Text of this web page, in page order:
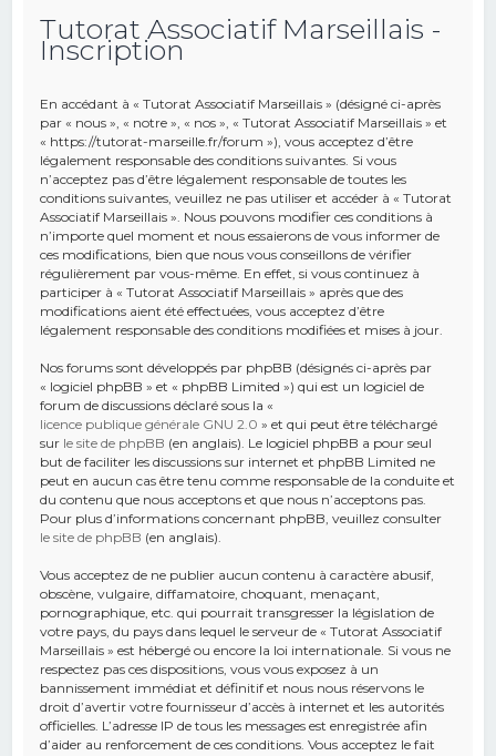
Tutorat Associatif Marseillais -
Inscription
En accédant à « Tutorat Associatif Marseillais » (désigné ci-après
par « nous », « notre », « nos », « Tutorat Associatif Marseillais » et
« https://tutorat-marseille.fr/forum »), vous acceptez d’être
légalement responsable des conditions suivantes. Si vous
n’acceptez pas d’être légalement responsable de toutes les
conditions suivantes, veuillez ne pas utiliser et accéder à « Tutorat
Associatif Marseillais ». Nous pouvons modifier ces conditions à
n’importe quel moment et nous essaierons de vous informer de
ces modifications, bien que nous vous conseillons de vérifier
régulièrement par vous-même. En effet, si vous continuez à
participer à « Tutorat Associatif Marseillais » après que des
modifications aient été effectuées, vous acceptez d’être
légalement responsable des conditions modifiées et mises à jour.
Nos forums sont développés par phpBB (désignés ci-après par
« logiciel phpBB » et « phpBB Limited ») qui est un logiciel de
forum de discussions déclaré sous la «
licence publique générale GNU 2.0 » et qui peut être téléchargé
sur le site de phpBB (en anglais). Le logiciel phpBB a pour seul
but de faciliter les discussions sur internet et phpBB Limited ne
peut en aucun cas être tenu comme responsable de la conduite et
du contenu que nous acceptons et que nous n’acceptons pas.
Pour plus d’informations concernant phpBB, veuillez consulter
le site de phpBB (en anglais).
Vous acceptez de ne publier aucun contenu à caractère abusif,
obscène, vulgaire, diffamatoire, choquant, menaçant,
pornographique, etc. qui pourrait transgresser la législation de
votre pays, du pays dans lequel le serveur de « Tutorat Associatif
Marseillais » est hébergé ou encore la loi internationale. Si vous ne
respectez pas ces dispositions, vous vous exposez à un
bannissement immédiat et définitif et nous nous réservons le
droit d’avertir votre fournisseur d’accès à internet et les autorités
officielles. L’adresse IP de tous les messages est enregistrée afin
d’aider au renforcement de ces conditions. Vous acceptez le fait